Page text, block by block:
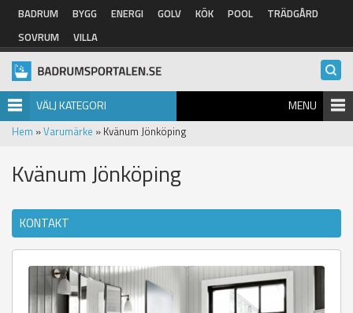
Hoppa till huvudinnehåll
BADRUM BYGG ENERGI GOLV KÖK POOL
TRÄDGÅRD
SOVRUM
VILLA
VÄLJ KATEGORI MENU
Hem »Varumärke » Kvänum Jönköping
Kvänum Jönköping
KONTAKT